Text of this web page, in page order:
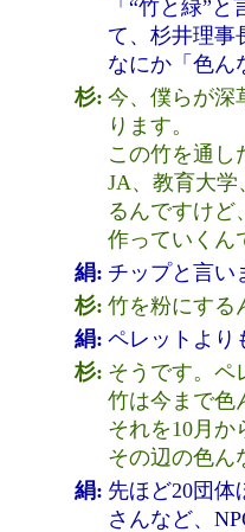
「“竹と緑”
て、杉井理事
なにか「色ん
杉: 今、僕らが深
ります。
この竹を通し
JA、教育大
るんですけど
作っていくん
絹: チップと言い
杉: 竹を粉にする
絹: ペレットより
杉: そうです。ペ
竹は今まで色
それを10月か
その辺の色ん
絹: 先ほど20団
さんなど、